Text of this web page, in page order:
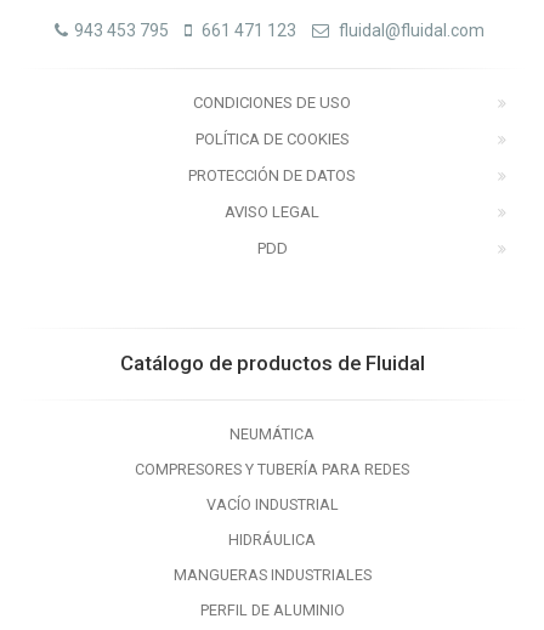
943 453 795
661 471 123 fluidal@fluidal.com
CONDICIONES DE USO
POLÍTICA DE COOKIES
PROTECCIÓN DE DATOS
AVISO LEGAL
PDD
Catálogo de productos de Fluidal
NEUMÁTICA
COMPRESORES Y TUBERÍA PARA REDES
VACÍO INDUSTRIAL
HIDRÁULICA
MANGUERAS INDUSTRIALES
PERFIL DE ALUMINIO